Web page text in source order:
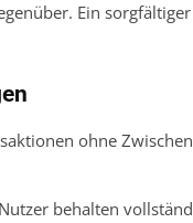
Ein
ohne
behalten